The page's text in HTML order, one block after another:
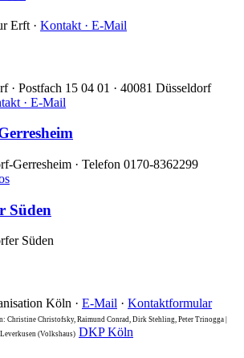
Erft · Kontakt · E-Mail
· Postfach 15 04 01 · 40081 Düsseldorf
· E-Mail
Gerresheim · Telefon 0170-8362299
Süden
Süden
Köln · E-Mail · Kontaktformular
Christine Christofsky, Raimund Conrad, Dirk Stehling, Peter Trinogga |
(Volkshaus) DKP Köln